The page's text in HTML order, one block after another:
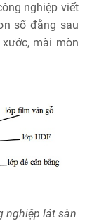
nghiệp viết
số đằng sau
mài mòn
nghiệp lát sàn